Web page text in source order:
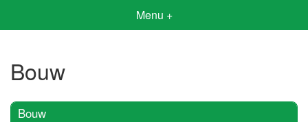
Menu +
Bouw
Bouw